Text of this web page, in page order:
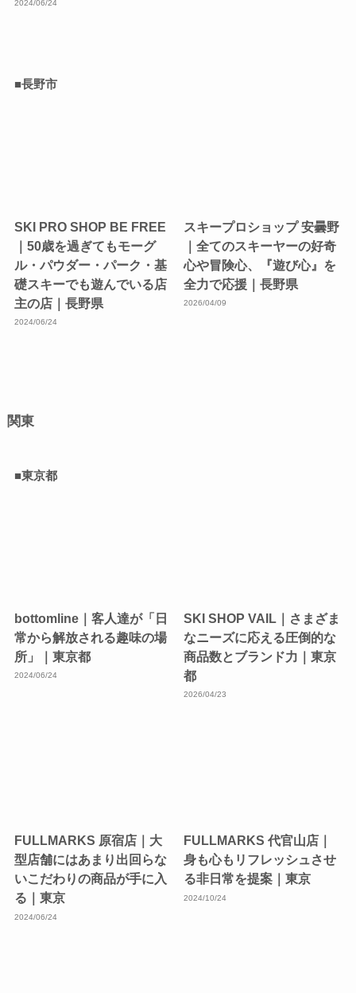
2024/06/24
■長野市
SKI PRO SHOP BE FREE
｜50歳を過ぎてもモーグ
ル・パウダー・パーク・基
礎スキーでも遊んでいる店
主の店｜長野県
2024/06/24
スキープロショップ 安曇野
｜全てのスキーヤーの好奇
心や冒険心、『遊び心』を
全力で応援｜長野県
2026/04/09
関東
■東京都
bottomline｜客人達が「日
常から解放される趣味の場
所」｜東京都
2024/06/24
SKI SHOP VAIL｜さまざま
なニーズに応える圧倒的な
商品数とブランド力｜東京
都
2026/04/23
FULLMARKS 原宿店｜大
型店舗にはあまり出回らな
いこだわりの商品が手に入
る｜東京
2024/06/24
FULLMARKS 代官山店｜
身も心もリフレッシュさせ
る非日常を提案｜東京
2024/10/24